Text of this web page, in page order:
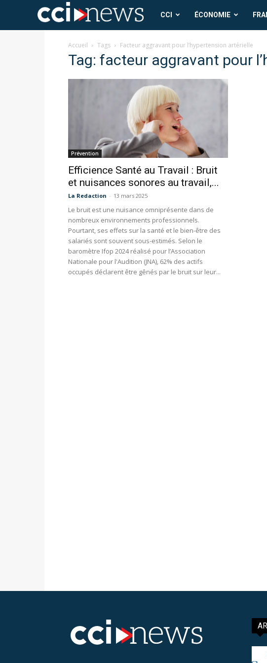
CCI
News
CCI ÉCONOMIE
Accueil Tags Facteur aggravant pour l’hypertension artérielle
Tag: facteur aggravant pour
Prévention
Efficience Santé au Travail : Bruit
et nuisances sonores au travail,...
La Redaction - 13 mars 2025
Le bruit est une nuisance omniprésente dans de
nombreux environnements professionnels.
Pourtant, ses effets sur la santé et le bien-être des
salariés sont souvent sous-estimés. Selon le
baromètre Ifop 2024 réalisé pour l’Association
Nationale pour l'Audition (JNA), 62% des actifs
occupés déclarent être gênés par le bruit sur leur...